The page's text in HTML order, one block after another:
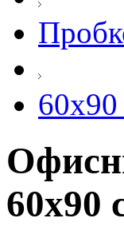
60х90